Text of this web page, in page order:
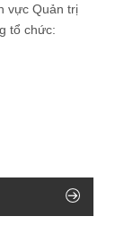
vực Quản trị
tổ chức: